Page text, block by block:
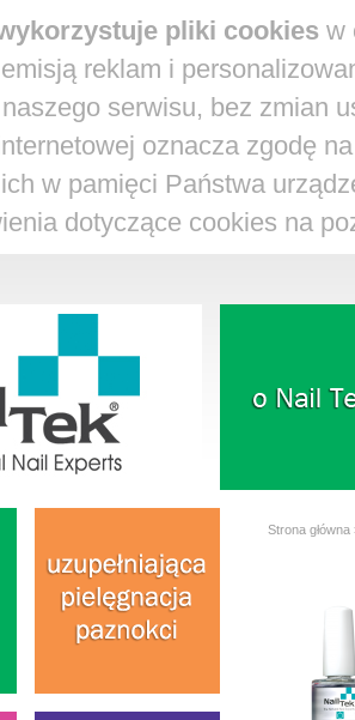
pliki cookies w
reklam i
serwisu, bez zmian
oznacza zgodę
w pamięci Państwa
dotyczące cookies na
Strona główna